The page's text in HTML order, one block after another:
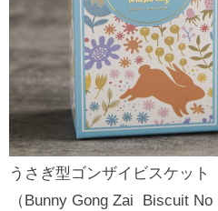
うさぎ型ゴンザイビスケット
（Bunny Gong Zai Biscuit